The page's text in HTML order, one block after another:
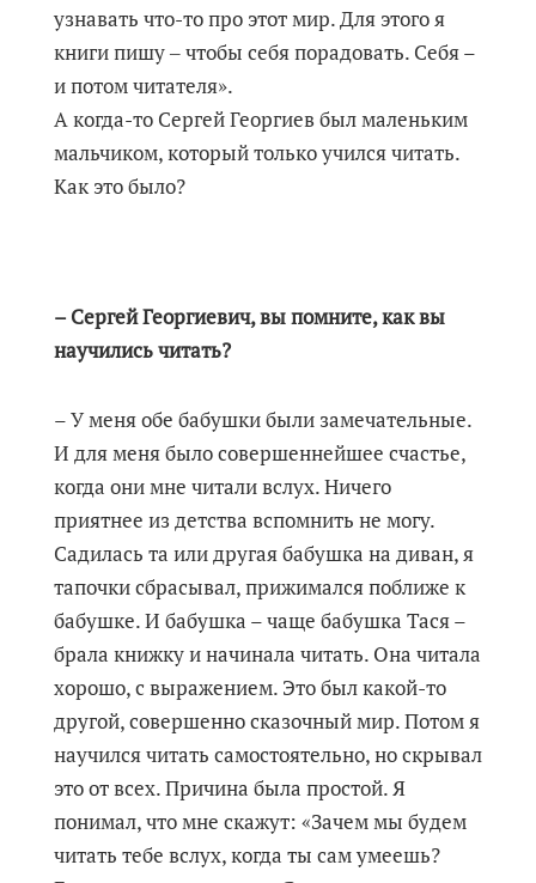
узнавать что-то про этот мир. Для этого я
книги пишу ‒ чтобы себя порадовать. Себя –
и потом читателя».
А когда-то Сергей Георгиев был маленьким
мальчиком, который только учился читать.
Как это было?
– Сергей Георгиевич, вы помните, как вы
научились читать?
– У меня обе бабушки были замечательные.
И для меня было совершеннейшее счастье,
когда они мне читали вслух. Ничего
приятнее из детства вспомнить не могу.
Садилась та или другая бабушка на диван, я
тапочки сбрасывал, прижимался поближе к
бабушке. И бабушка – чаще бабушка Тася –
брала книжку и начинала читать. Она читала
хорошо, с выражением. Это был какой-то
другой, совершенно сказочный мир. Потом я
научился читать самостоятельно, но скрывал
это от всех. Причина была простой. Я
понимал, что мне скажут: «Зачем мы будем
читать тебе вслух, когда ты сам умеешь?